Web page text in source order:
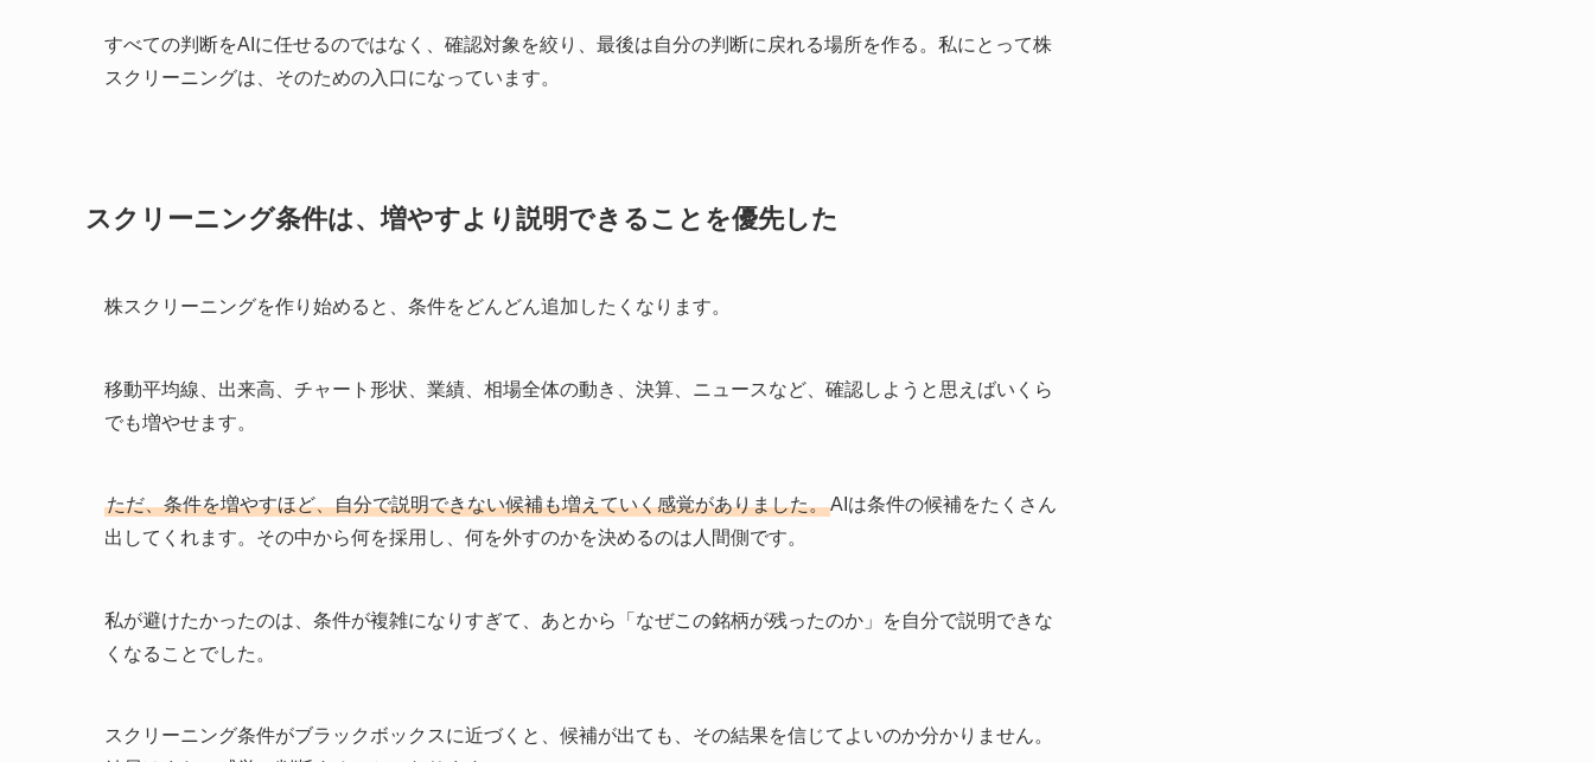
すべての判断をAIに任せるのではなく、確認対象を絞り、最後は自分の判断に戻れる場所を作る。私にとって株
スクリーニングは、そのための入口になっています。
スクリーニング条件は、増やすより説明できることを優先した
株スクリーニングを作り始めると、条件をどんどん追加したくなります。
移動平均線、出来高、チャート形状、業績、相場全体の動き、決算、ニュースなど、確認しようと思えばいくら
でも増やせます。
ただ、条件を増やすほど、自分で説明できない候補も増えていく感覚がありました。AIは条件の候補をたくさん
出してくれます。その中から何を採用し、何を外すのかを決めるのは人間側です。
私が避けたかったのは、条件が複雑になりすぎて、あとから「なぜこの銘柄が残ったのか」を自分で説明できな
くなることでした。
スクリーニング条件がブラックボックスに近づくと、候補が出ても、その結果を信じてよいのか分かりません。